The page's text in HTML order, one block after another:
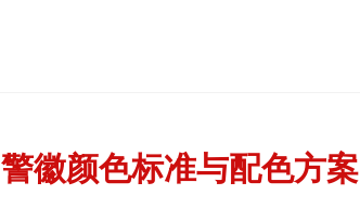
警徽颜色标准与配色方案